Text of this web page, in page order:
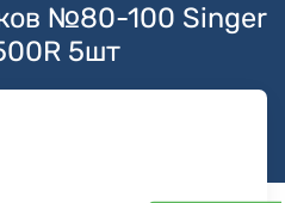
№80-100 Singer
5шт